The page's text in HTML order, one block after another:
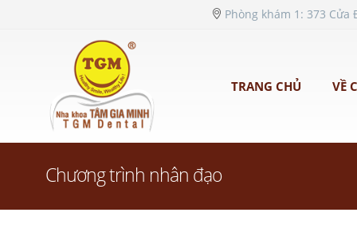
Phòng khám 1: 373 Cửa
TRANG CHỦ VỀ
Chương trình nhân đạo